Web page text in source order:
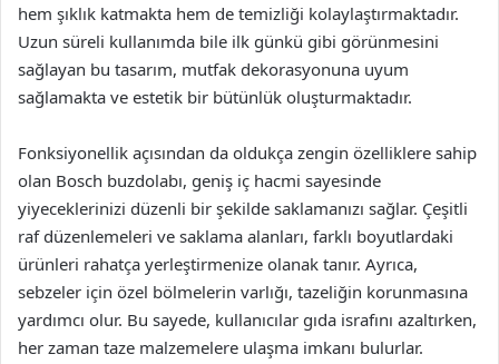
hem şıklık katmakta hem de temizliği kolaylaştırmaktadır.
Uzun süreli kullanımda bile ilk günkü gibi görünmesini
sağlayan bu tasarım, mutfak dekorasyonuna uyum
sağlamakta ve estetik bir bütünlük oluşturmaktadır.
Fonksiyonellik açısından da oldukça zengin özelliklere sahip
olan Bosch buzdolabı, geniş iç hacmi sayesinde
yiyeceklerinizi düzenli bir şekilde saklamanızı sağlar. Çeşitli
raf düzenlemeleri ve saklama alanları, farklı boyutlardaki
ürünleri rahatça yerleştirmenize olanak tanır. Ayrıca,
sebzeler için özel bölmelerin varlığı, tazeliğin korunmasına
yardımcı olur. Bu sayede, kullanıcılar gıda israfını azaltırken,
her zaman taze malzemelere ulaşma imkanı bulurlar.